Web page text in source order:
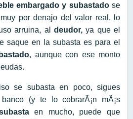
embargado y subastadose
por denajo del valor real, lo
arruina, al deudor, ya que el
saque en la subasta es para el
, aunque con ese monto
se subasta en poco, sigues
(y te lo cobrarÃ¡n mÃ¡s
en mucho, puede que